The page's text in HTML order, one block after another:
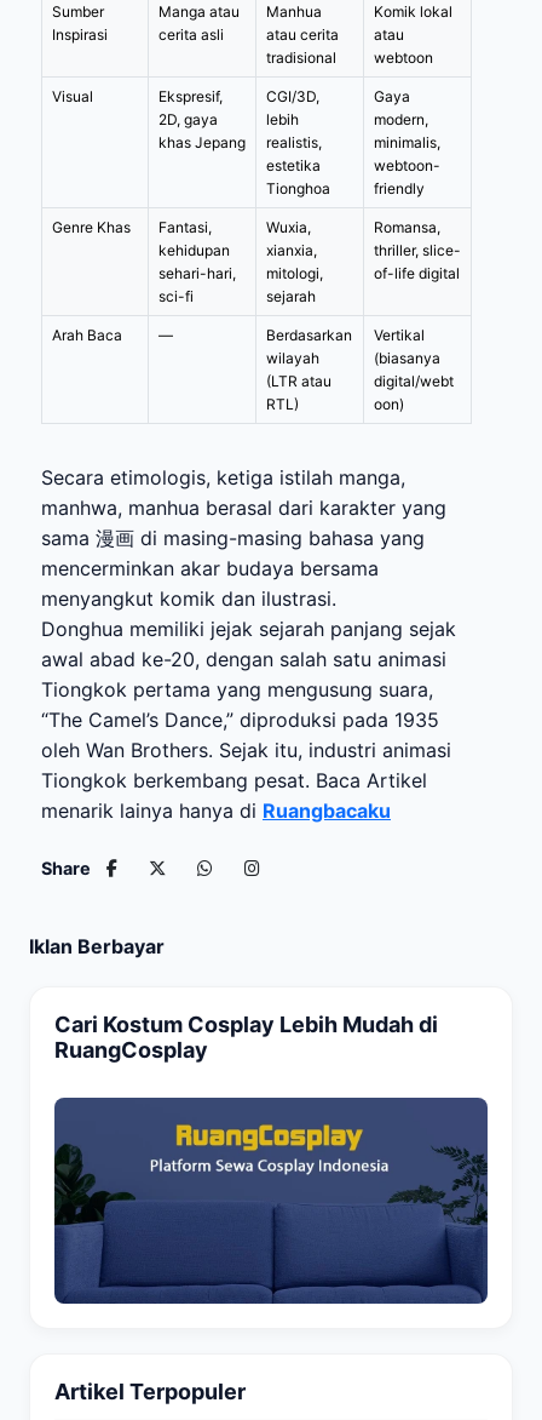
Sumber
Inspirasi
Manga atau
cerita asli
Manhua
atau cerita
tradisional
Komik lokal
atau
webtoon
Visual
Ekspresif,
2D, gaya
khas Jepang
CGI/3D,
lebih
realistis,
estetika
Tionghoa
Gaya
modern,
minimalis,
webtoon-
friendly
Genre Khas
Fantasi,
kehidupan
sehari-hari,
sci-fi
Wuxia,
xianxia,
mitologi,
sejarah
Romansa,
thriller, slice-
of-life digital
Arah Baca —
Berdasarkan
wilayah
(LTR atau
RTL)
Vertikal
(biasanya
digital/webt
oon)
Secara etimologis, ketiga istilah manga,
manhwa, manhua berasal dari karakter yang
sama 漫画 di masing-masing bahasa yang
mencerminkan akar budaya bersama
menyangkut komik dan ilustrasi.
Donghua memiliki jejak sejarah panjang sejak
awal abad ke-20, dengan salah satu animasi
Tiongkok pertama yang mengusung suara,
“The Camel’s Dance,” diproduksi pada 1935
oleh Wan Brothers. Sejak itu, industri animasi
Tiongkok berkembang pesat. Baca Artikel
menarik lainya hanya di Ruangbacaku
Share
Iklan Berbayar
Cari Kostum Cosplay Lebih Mudah di
RuangCosplay
Artikel Terpopuler